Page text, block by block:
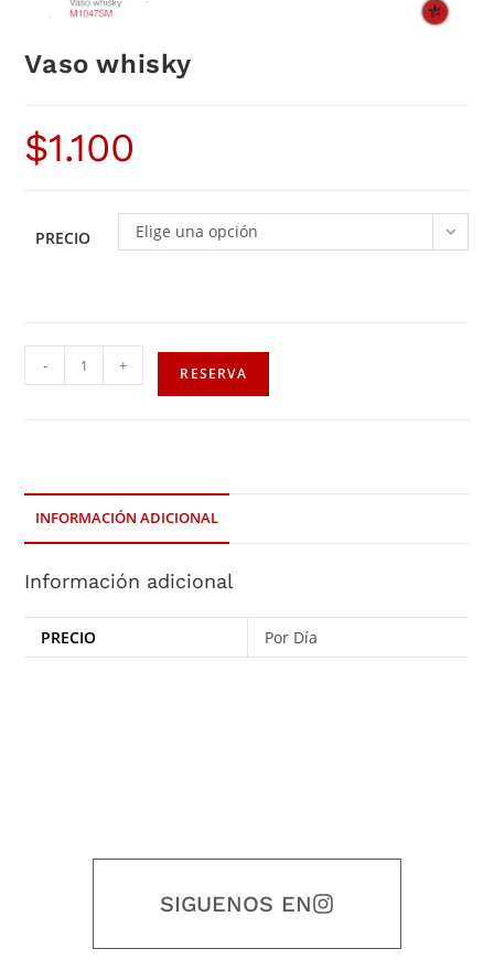
Vaso whisky
$1.100
PRECIO Elige una opción
- + RESERVA
INFORMACIÓN ADICIONAL
Información adicional
PRECIO Por Día
SIGUENOS EN